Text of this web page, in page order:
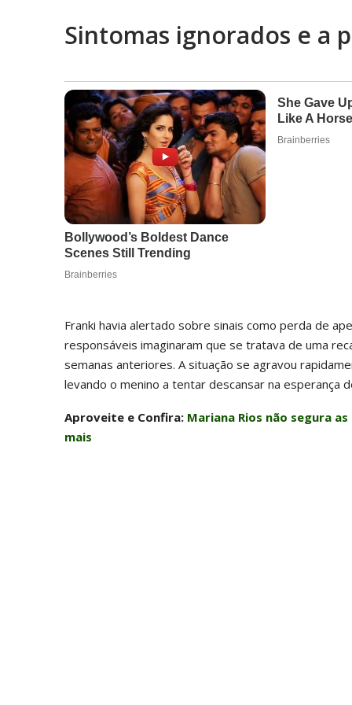
Sintomas ignorados e a
Franki havia alertado sobre sinais como perda de
responsáveis imaginaram que se tratava de uma
semanas anteriores. A situação se agravou
levando o menino a tentar descansar na esperança
Aproveite e Confira: Mariana Rios não segura
mais